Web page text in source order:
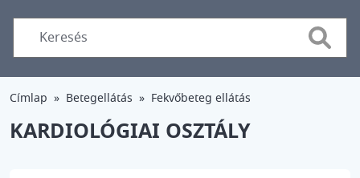
Search
Címlap Betegellátás Fekvőbeteg ellátás
KARDIOLÓGIAI OSZTÁLY